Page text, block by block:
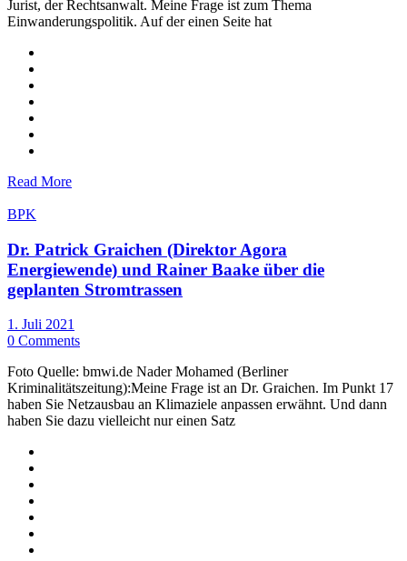
Jurist, der Rechtsanwalt. Meine Frage ist zum Thema
Einwanderungspolitik. Auf der einen Seite hat
Read More
BPK
Dr. Patrick Graichen (Direktor Agora
Energiewende) und Rainer Baake über die
geplanten Stromtrassen
1. Juli 2021
0 Comments
Foto Quelle: bmwi.de Nader Mohamed (Berliner
Kriminalitätszeitung):Meine Frage ist an Dr. Graichen. Im Punkt 17
haben Sie Netzausbau an Klimaziele anpassen erwähnt. Und dann
haben Sie dazu vielleicht nur einen Satz